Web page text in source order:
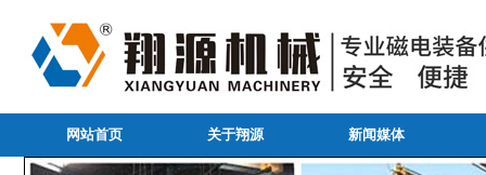
网站首页 关于翔源 新闻媒体